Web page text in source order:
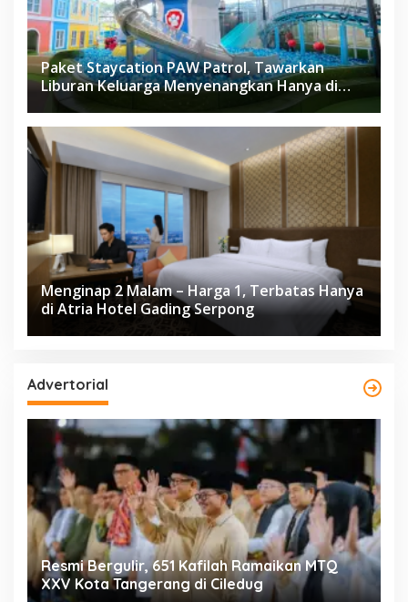
Paket Staycation PAW Patrol, Tawarkan
Liburan Keluarga Menyenangkan Hanya di
Herloom Hotel BSD
Menginap 2 Malam – Harga 1, Terbatas Hanya
di Atria Hotel Gading Serpong
Advertorial
Resmi Bergulir, 651 Kafilah Ramaikan MTQ
XXV Kota Tangerang di Ciledug